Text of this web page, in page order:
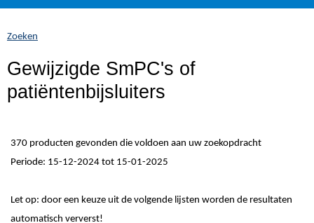
naar zich
hier:
Zoeken
Gewijzigde SmPC's of
patiëntenbijsluiters
370 producten gevonden die voldoen aan uw zoekopdracht
Periode: 15-12-2024 tot 15-01-2025
Let op: door een keuze uit de volgende lijsten worden de resultaten
automatisch ververst!